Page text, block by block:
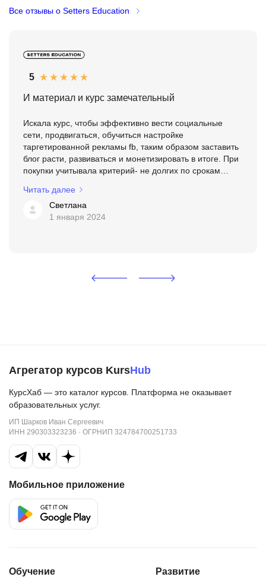
Все отзывы о Setters Education
5
И материал и курс замечательный
Искала курс, чтобы эффективно вести социальные
сети, продвигаться, обучиться настройке
таргетированной рекламы fb, таким образом заставить
блог расти, развиваться и монетизировать в итоге. При
покупки учитывала критерий- не долгих по срокам
м...
Читать далее
Светлана
1 января 2024
Агрегатор курсов KursHub
КурсХаб — это каталог курсов. Платформа не оказывает
образовательных услуг.
ИП Шарков Иван Сергеевич
ИНН 290303323236 · ОГРНИП 324784700251733
Мобильное приложение
Обучение
Развитие